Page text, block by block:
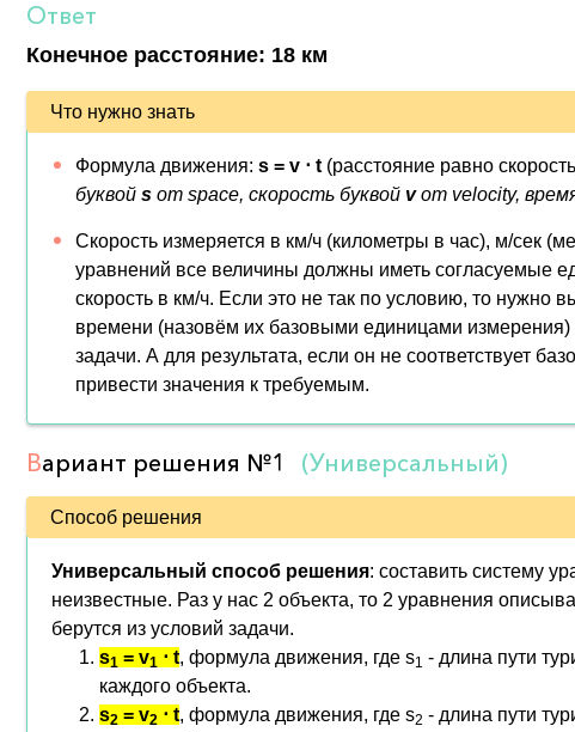
Ответ
Конечное расстояние: 18 км
Что нужно знать
Формула движения: s = v ⋅ t (расстояние равно
буквой s от space, скорость буквой vот velocity,
Скорость измеряется в км/ч (километры в час), м/сек
уравнений все величины должны иметь согласуемые
скорость в км/ч. Если это не так по условию, то нужно
времени (назовём их базовыми единицами измерения)
задачи. А для результата, если он не соответствует
привести значения к требуемым.
Вариант решения №1 (Универсальный)
Способ решения
Универсальный способ решения: составить систему
неизвестные. Раз у нас 2 объекта, то 2 уравнения
берутся из условий задачи.
s1 = v1 ⋅ t, формула движения, где s1 - длина пути
каждого объекта.
s2 = v2 ⋅ t, формула движения, где s2 - длина пути